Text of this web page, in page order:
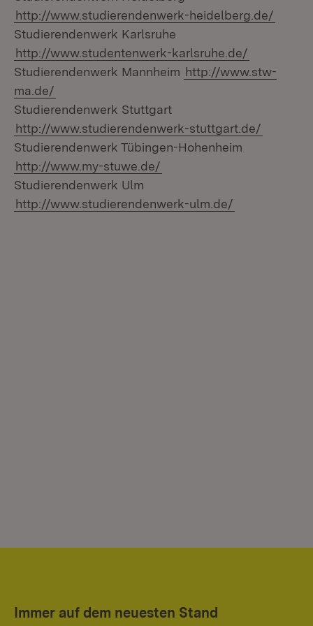
http://www.studierendenwerk-heidelberg.de/
Studierendenwerk Karlsruhe
http://www.studentenwerk-karlsruhe.de/
Studierendenwerk Mannheim http://www.stw-
ma.de/
Studierendenwerk Stuttgart
http://www.studierendenwerk-stuttgart.de/
Studierendenwerk Tübingen-Hohenheim
http://www.my-stuwe.de/
Studierendenwerk Ulm
http://www.studierendenwerk-ulm.de/
Immer auf dem neuesten Stand